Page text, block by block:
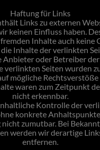
Haftung für Links
Links zu externen
keinen Einfluss haben.
Inhalte auch keine
Inhalte der verlinkten
Anbieter oder Betreiber der
verlinkten Seiten wurden
mögliche
waren zum Zeitpunkt
nicht erkennbar.
Kontrolle der
konkrete
zumutbar. Bei
werden wir derartige
entfernen.